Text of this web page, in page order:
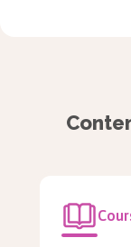
plat (la